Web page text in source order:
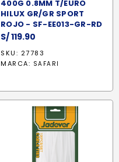
400G 0.8MM T/EURO
HILUX GR/GR SPORT
ROJO - SF-EE013-GR-RD
S/119.90
SKU: 27783
MARCA: SAFARI